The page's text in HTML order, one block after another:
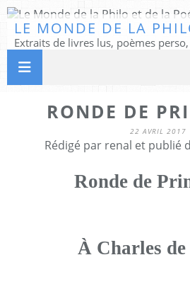
RONDE DE
22 AVRIL 2017
Rédigé par renal et publié
Ronde de
À Charles